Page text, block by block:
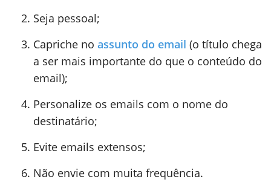
Seja pessoal;
Capriche no assunto do email (o título chega
a ser mais importante do que o conteúdo do
email);
Personalize os emails com o nome do
destinatário;
Evite emails extensos;
Não envie com muita frequência.